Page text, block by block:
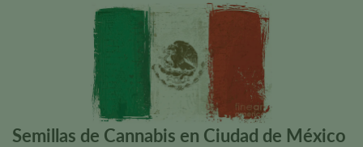
Semillas de Cannabis en Ciudad de México